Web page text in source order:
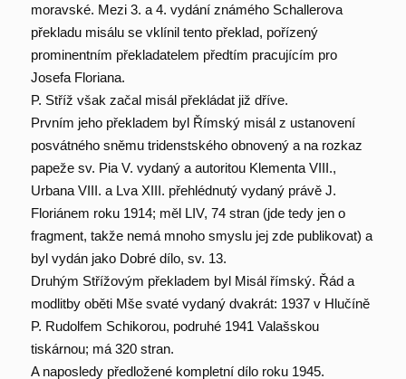
moravské. Mezi 3. a 4. vydání známého Schallerova
překladu misálu se vklínil tento překlad, pořízený
prominentním překladatelem předtím pracujícím pro
Josefa Floriana.
P. Stříž však začal misál překládat již dříve.
Prvním jeho překladem byl Římský misál z ustanovení
posvátného sněmu tridenstského obnovený a na rozkaz
papeže sv. Pia V. vydaný a autoritou Klementa VIII.,
Urbana VIII. a Lva XIII. přehlédnutý vydaný právě J.
Floriánem roku 1914; měl LIV, 74 stran (jde tedy jen o
fragment, takže nemá mnoho smyslu jej zde publikovat) a
byl vydán jako Dobré dílo, sv. 13.
Druhým Střížovým překladem byl Misál římský. Řád a
modlitby oběti Mše svaté vydaný dvakrát: 1937 v Hlučíně
P. Rudolfem Schikorou, podruhé 1941 Valašskou
tiskárnou; má 320 stran.
A naposledy předložené kompletní dílo roku 1945.